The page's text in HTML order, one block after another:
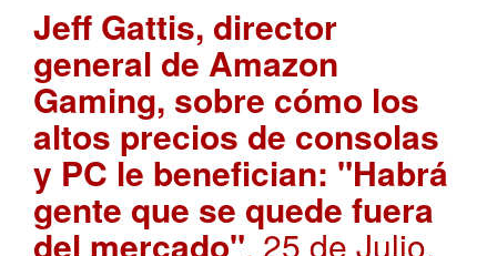
Jeff Gattis, director
general de Amazon
Gaming, sobre cómo los
altos precios de consolas
y PC le benefician: "Habrá
gente que se quede fuera
del mercado". 25 de Julio,